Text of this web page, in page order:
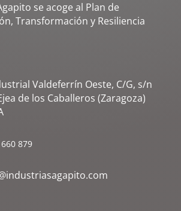
se acoge al Plan de
Transformación y Resiliencia
Valdeferrín Oeste, C/G, s/n
de los Caballeros (Zaragoza)
879